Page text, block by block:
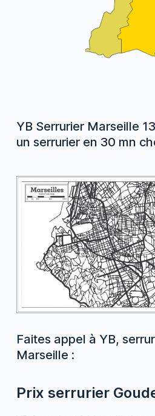
YB Serrurier Marseille
un serrurier en 30 mn
Faites appel à YB,
Marseille :
Prix serrurier